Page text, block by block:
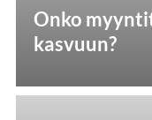
Onko
kasvuun?